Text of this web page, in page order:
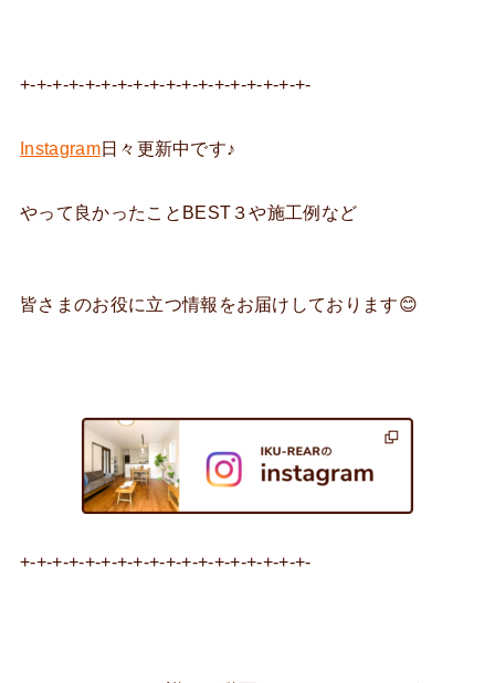
+-+-+-+-+-+-+-+-+-+-+-+-+-+-+-+-+-+-
Instagram日々更新中です♪
やって良かったことBEST３や施工例など
皆さまのお役に立つ情報をお届けしております😊
+-+-+-+-+-+-+-+-+-+-+-+-+-+-+-+-+-+-